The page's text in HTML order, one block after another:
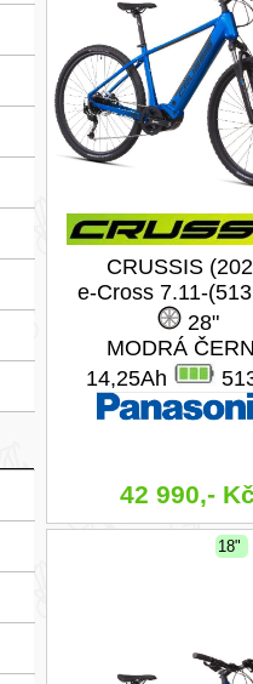
CRUSSIS
e-Cross 7.11-
28"
MODRÁ
14,25Ah
42 990,-
18"